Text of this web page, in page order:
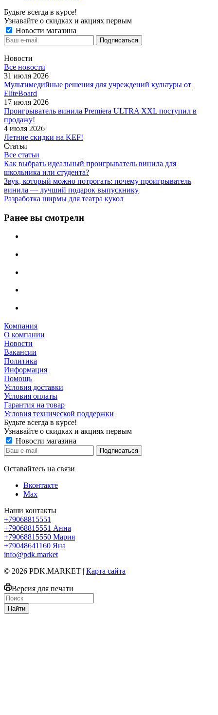
Будьте всегда в курсе!
Узнавайте о скидках и акциях первым
Новости магазина
Новости
Все новости
31 июля 2026
Мультимедийные решения для учреждений культуры от
EliteBoard
17 июля 2026
Проигрыватель винила Premiera ULTRA XXL поступил в
продажу!
4 июля 2026
Летние скидки на KEF!
Статьи
Все статьи
Как выбрать идеальный проигрыватель винила для
школьника или студента?
Звук, который можно потрогать: почему проигрыватель
винила — лучший подарок выпускнику
Разработка ширмы для театра кукол
Ранее вы смотрели
Компания
О компании
Новости
Вакансии
Политика
Информация
Помощь
Условия доставки
Условия оплаты
Гарантия на товар
Условия технической поддержки
Будьте всегда в курсе!
Узнавайте о скидках и акциях первым
Новости магазина
Оставайтесь на связи
Вконтакте
Max
Наши контакты
+79068815551
+79068815551 Анна
+79068815550 Мария
+79048641160 Яна
info@pdk.market
© 2026 PDK.MARKET | Карта сайта
Версия для печати
Найти